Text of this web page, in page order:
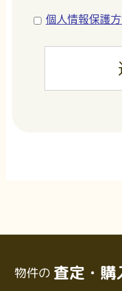
個人情報保護
物件の 査定・購